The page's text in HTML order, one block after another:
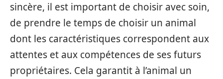
sincère, il est important de choisir avec soin,
de prendre le temps de choisir un animal
dont les caractéristiques correspondent aux
attentes et aux compétences de ses futurs
propriétaires. Cela garantit à l’animal un